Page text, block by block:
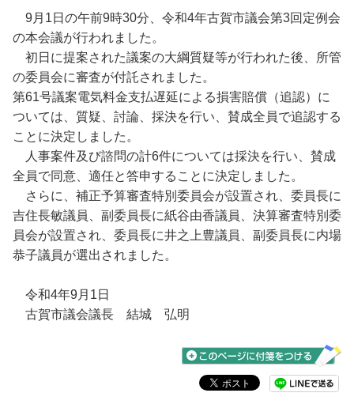
9月1日の午前9時30分、令和4年古賀市議会第3回定例会
の本会議が行われました。
初日に提案された議案の大綱質疑等が行われた後、所管
の委員会に審査が付託されました。
第61号議案電気料金支払遅延による損害賠償（追認）に
ついては、質疑、討論、採決を行い、賛成全員で追認する
ことに決定しました。
人事案件及び諮問の計6件については採決を行い、賛成
全員で同意、適任と答申することに決定しました。
さらに、補正予算審査特別委員会が設置され、委員長に
吉住長敏議員、副委員長に紙谷由香議員、決算審査特別委
員会が設置され、委員長に井之上豊議員、副委員長に内場
恭子議員が選出されました。
令和4年9月1日
古賀市議会議長 結城 弘明